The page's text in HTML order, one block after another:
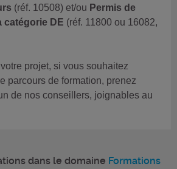
(réf. 10508) et/ou Permis de
catégorie DE (réf. 11800 ou 16082,
projet, si vous souhaitez
parcours de formation, prenez
de nos conseillers, joignables au
dans le domaine Formations